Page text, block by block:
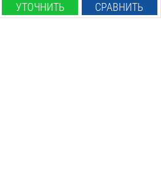
УТОЧНИТЬ СРАВНИТЬ